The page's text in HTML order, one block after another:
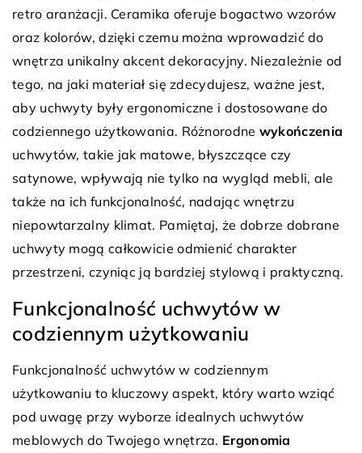
retro aranżacji. Ceramika oferuje bogactwo wzorów
oraz kolorów, dzięki czemu można wprowadzić do
wnętrza unikalny akcent dekoracyjny. Niezależnie od
tego, na jaki materiał się zdecydujesz, ważne jest,
aby uchwyty były ergonomiczne i dostosowane do
codziennego użytkowania. Różnorodne wykończenia
uchwytów, takie jak matowe, błyszczące czy
satynowe, wpływają nie tylko na wygląd mebli, ale
także na ich funkcjonalność, nadając wnętrzu
niepowtarzalny klimat. Pamiętaj, że dobrze dobrane
uchwyty mogą całkowicie odmienić charakter
przestrzeni, czyniąc ją bardziej stylową i praktyczną.
Funkcjonalność uchwytów w
codziennym użytkowaniu
Funkcjonalność uchwytów w codziennym
użytkowaniu to kluczowy aspekt, który warto wziąć
pod uwagę przy wyborze idealnych uchwytów
meblowych do Twojego wnętrza. Ergonomia